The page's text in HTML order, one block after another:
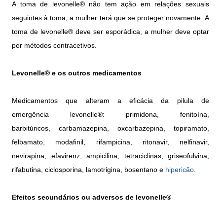
A toma de levonelle® não tem ação em relações sexuais
seguintes à toma, a mulher terá que se proteger novamente. A
toma de levonelle® deve ser esporádica, a mulher deve optar
por métodos contracetivos.
Levonelle® e os outros medicamentos
Medicamentos que alteram a eficácia da pilula de
emergência levonelle®: primidona, fenitoína,
barbitúricos, carbamazepina, oxcarbazepina, topiramato,
felbamato, modafinil, rifampicina, ritonavir, nelfinavir,
nevirapina, efavirenz, ampicilina, tetraciclinas, griseofulvina,
rifabutina, ciclosporina, lamotrigina, bosentano e hipericão
Efeitos secundários ou adversos de levonelle®